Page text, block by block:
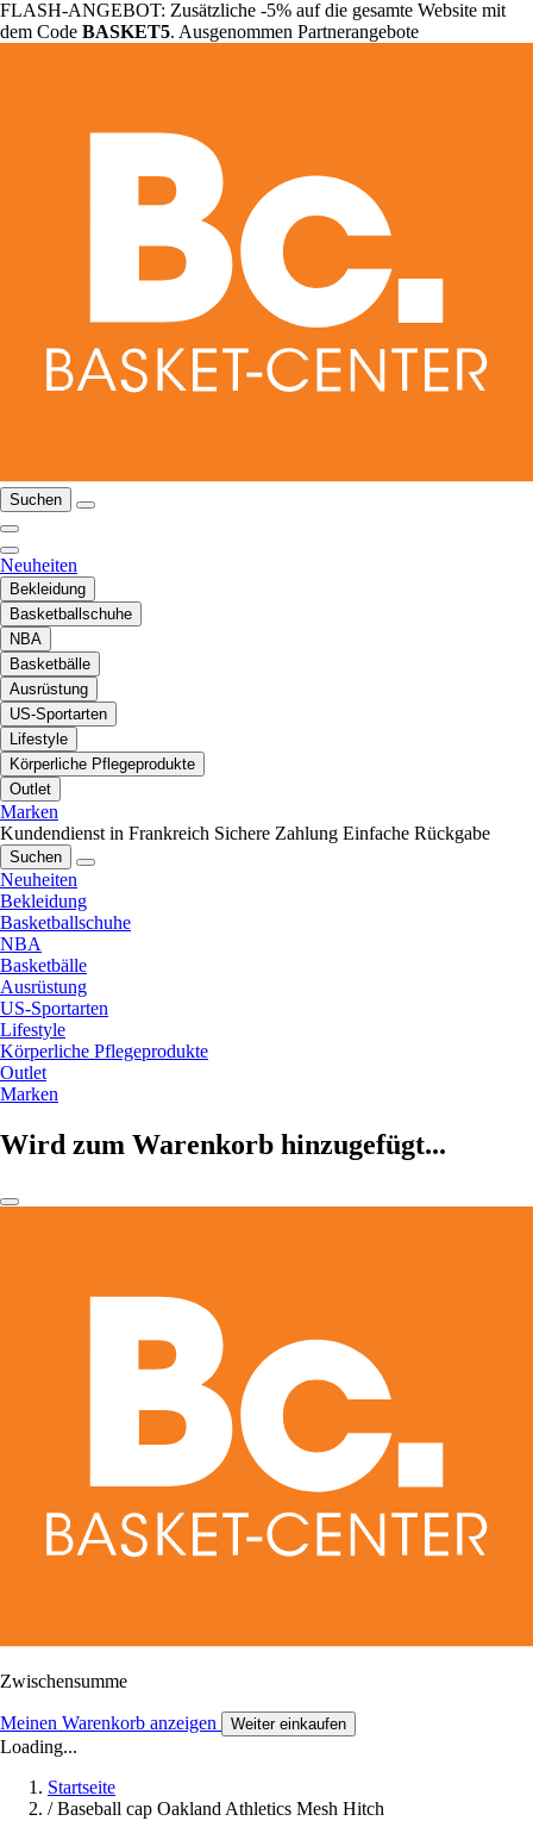
FLASH-ANGEBOT: Zusätzliche -5% auf die gesamte Website mit
dem Code BASKET5. Ausgenommen Partnerangebote
Suchen
Neuheiten
Bekleidung
Basketballschuhe
NBA
Basketbälle
Ausrüstung
US-Sportarten
Lifestyle
Körperliche Pflegeprodukte
Outlet
Marken
Kundendienst in Frankreich Sichere Zahlung Einfache Rückgabe
Suchen
Neuheiten
Bekleidung
Basketballschuhe
NBA
Basketbälle
Ausrüstung
US-Sportarten
Lifestyle
Körperliche Pflegeprodukte
Outlet
Marken
Wird zum Warenkorb hinzugefügt...
Zwischensumme
Meinen Warenkorb anzeigen Weiter einkaufen
Loading...
Startseite
/ Baseball cap Oakland Athletics Mesh Hitch